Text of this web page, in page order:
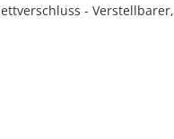
- Verstellbarer,